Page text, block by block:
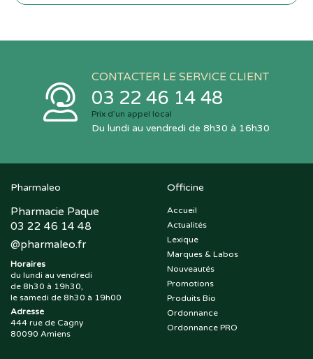
CONTACTER LE SERVICE CLIENT
03 22 46 14 48
Prix d’un appel local
Du lundi au vendredi de 8h30 à 16h30
Pharmaleo
Pharmacie Paque
03 22 46 14 48
@pharmaleo.fr
Horaires
du lundi au vendredi
de 8h30 à 19h30,
le samedi de 8h30 à 19h00
Adresse
444 rue de Cagny
80090 Amiens
Officine
Accueil
Actualités
Lexique
Marques & Labos
Nouveautés
Promotions
Produits Bio
Ordonnance
Ordonnance PRO